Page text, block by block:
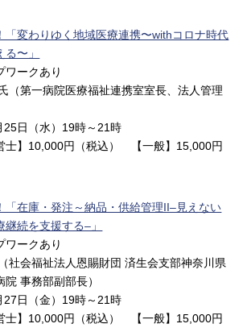
「変わりゆく地域医療連携〜withコロナ時代
〜」
クあり
第一病院医療福祉連携室室長、法人管理
日（水）19時～21時
士】10,000円（税込） 【一般】15,000円
「在庫・発注～納品・供給管理II–見えない
続を支援する–」
クあり
会福祉法人恩賜財団 済生会支部神奈川県
事務部副部長）
日（金）19時～21時
士】10,000円（税込） 【一般】15,000円